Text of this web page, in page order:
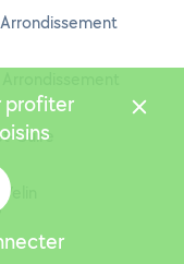
Cuire
profiter